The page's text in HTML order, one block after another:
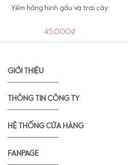
Yếm hồng hình gấu và trái cây
45,000₫
GIỚI THIỆU
THÔNG TIN CÔNG TY
HỆ THỐNG CỬA HÀNG
FANPAGE